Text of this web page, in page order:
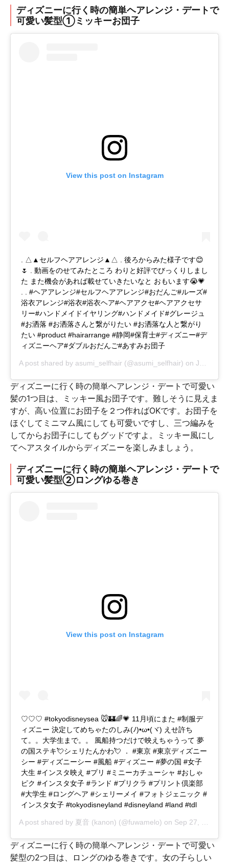
ディズニーに行く時の簡単ヘアレンジ・デートで
可愛い髪型①ミッキーお団子
View this post on Instagram
. △▲セルフヘアアレンジ▲△ . 後ろからみた様子です😊
🌷 . 動画をのせてみたところ わりと好評でびっくりしまし
た また機会があれば載せていきたいなと おもいます😭💗
. . #ヘアアレンジ#セルフヘアアレンジ#おだんご#ルーズ#
浴衣アレンジ#浴衣#浴衣ヘア#ヘアアクセ#ヘアアクセサ
リー#ハンドメイドイヤリング#ハンドメイド#グレージュ
#お洒落 #お洒落さんと繋がりたい #お洒落な人と繋がり
たい #product #hairarrange #静岡#保育士#ディズニー#デ
ィズニーヘア#ダブルおだんご#あすみお団子
A post shared by asumi_selfhair (@asumi_selfhair) on Jul 23, 2017 at 5:24am PDT
ディズニーに行く時の簡単ヘアレンジ・デートで可愛い
髪の1つ目は、ミッキー風お団子です。難しそうに見えま
すが、高い位置にお団子を２つ作ればOKです。お団子を
ほぐしてミニマム風にしても可愛いですし、三つ編みを
してからお団子にしてもグッドですよ。ミッキー風にし
てヘアスタイルからディズニーを楽しみましょう。
ディズニーに行く時の簡単ヘアレンジ・デートで
可愛い髪型②ロングゆる巻き
View this post on Instagram
♡♡♡ #tokyodisneysea 🐭🏰🌈💗 11月頃にまた #制服デ
ィズニー 決定してめちゃたのしみ(ﾉ)•ω•(ヾ) えせ許ち
て。。大学生まで。。 風船持つだけで映えちゃうって 夢
の国ステキ💘シェリたんかわ💘 ． #東京 #東京ディズニー
シー #ディズニーシー #風船 #ディズニー #夢の国 #女子
大生 #インスタ映え #プリ #ミニーカチューシャ #おしゃ
ピク #インスタ女子 #ランド #プリクラ #プリント倶楽部
#大学生 #ロングヘア #シェリーメイ #フォトジェニック #
インスタ女子 #tokyodisneyland #disneyland #land #tdl
A post shared by 夏音 (kanon) (@fuwamelo) on Sep 27, 2018 at 5:18am PDT
ディズニーに行く時の簡単ヘアレンジ・デートで可愛い
髪型の2つ目は、ロングのゆる巻きです。女の子らしい